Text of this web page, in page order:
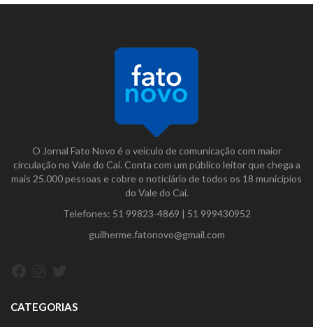
O Jornal Fato Novo é o veículo de comunicação com maior
circulação no Vale do Caí. Conta com um público leitor que chega a
mais 25.000 pessoas e cobre o noticiário de todos os 18 municípios
do Vale do Caí.
Telefones: 51 99823-4869 | 51 999430952
guilherme.fatonovo@gmail.com
CATEGORIAS